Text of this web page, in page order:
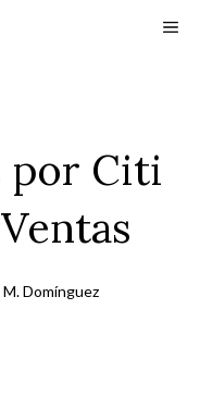
por Citi
Domínguez